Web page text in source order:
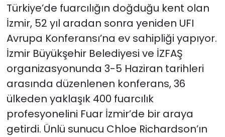
Türkiye’de fuarcılığın doğduğu kent olan
İzmir, 52 yıl aradan sonra yeniden UFI
Avrupa Konferansı’na ev sahipliği yapıyor.
İzmir Büyükşehir Belediyesi ve İZFAŞ
organizasyonunda 3-5 Haziran tarihleri
arasında düzenlenen konferans, 36
ülkeden yaklaşık 400 fuarcılık
profesyonelini Fuar İzmir’de bir araya
getirdi. Ünlü sunucu Chloe Richardson’ın
Yurt